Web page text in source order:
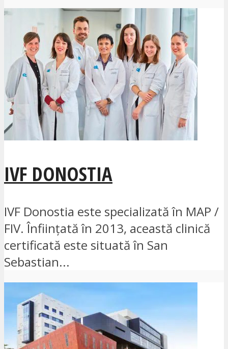
IVF DONOSTIA
IVF Donostia este specializată în MAP /
FIV. Înființată în 2013, această clinică
certificată este situată în San
Sebastian...